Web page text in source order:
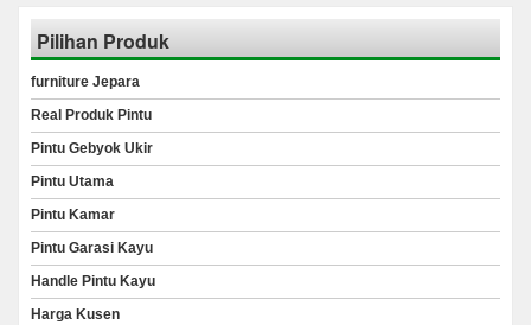
Pilihan Produk
furniture Jepara
Real Produk Pintu
Pintu Gebyok Ukir
Pintu Utama
Pintu Kamar
Pintu Garasi Kayu
Handle Pintu Kayu
Harga Kusen